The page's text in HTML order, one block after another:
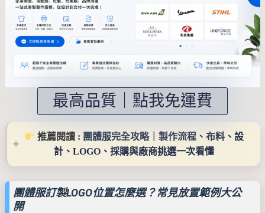
最高品質｜點我免運費
推薦閱讀 : 團體服完全攻略｜製作流程、布料、設
計、LOGO、採購與廠商挑選一次看懂
團體服訂製LOGO位置怎麼選？常見放置範例大公
開